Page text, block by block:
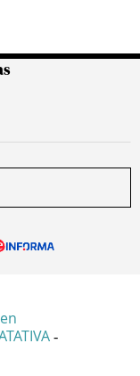
-